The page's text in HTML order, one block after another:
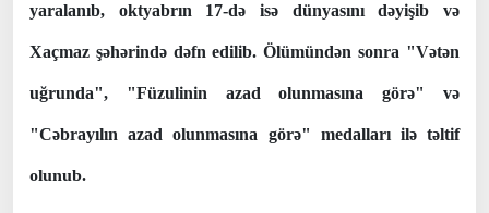
yaralanıb, oktyabrın 17-də isə dünyasını dəyişib və
Xaçmaz şəhərində dəfn edilib. Ölümündən sonra "Vətən
uğrunda", "Füzulinin azad olunmasına görə" və
"Cəbrayılın azad olunmasına görə" medalları ilə təltif
olunub.